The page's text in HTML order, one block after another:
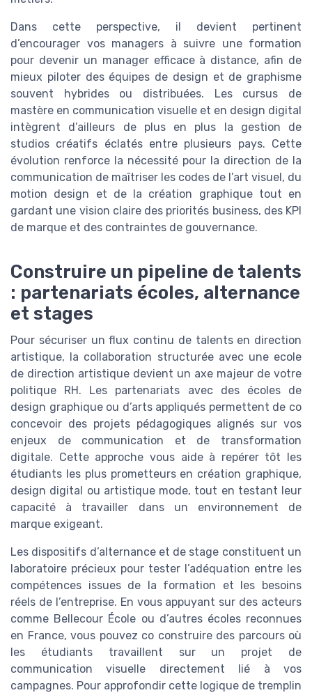
Dans cette perspective, il devient pertinent
d’encourager vos managers à suivre une formation
pour devenir un manager efficace à distance, afin de
mieux piloter des équipes de design et de graphisme
souvent hybrides ou distribuées. Les cursus de
mastère en communication visuelle et en design digital
intègrent d’ailleurs de plus en plus la gestion de
studios créatifs éclatés entre plusieurs pays. Cette
évolution renforce la nécessité pour la direction de la
communication de maîtriser les codes de l’art visuel, du
motion design et de la création graphique tout en
gardant une vision claire des priorités business, des KPI
de marque et des contraintes de gouvernance.
Construire un pipeline de talents
: partenariats écoles, alternance
et stages
Pour sécuriser un flux continu de talents en direction
artistique, la collaboration structurée avec une ecole
de direction artistique devient un axe majeur de votre
politique RH. Les partenariats avec des écoles de
design graphique ou d’arts appliqués permettent de co
concevoir des projets pédagogiques alignés sur vos
enjeux de communication et de transformation
digitale. Cette approche vous aide à repérer tôt les
étudiants les plus prometteurs en création graphique,
design digital ou artistique mode, tout en testant leur
capacité à travailler dans un environnement de
marque exigeant.
Les dispositifs d’alternance et de stage constituent un
laboratoire précieux pour tester l’adéquation entre les
compétences issues de la formation et les besoins
réels de l’entreprise. En vous appuyant sur des acteurs
comme Bellecour École ou d’autres écoles reconnues
en France, vous pouvez co construire des parcours où
les étudiants travaillent sur un projet de
communication visuelle directement lié à vos
campagnes. Pour approfondir cette logique de tremplin